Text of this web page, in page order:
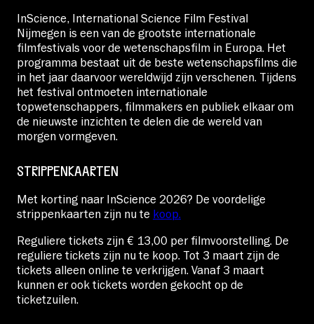
InScience, International Science Film Festival
Nijmegen is een van de grootste internationale
filmfestivals voor de wetenschapsfilm in Europa. Het
programma bestaat uit de beste wetenschapsfilms die
in het jaar daarvoor wereldwijd zijn verschenen. Tijdens
het festival ontmoeten internationale
topwetenschappers, filmmakers en publiek elkaar om
de nieuwste inzichten te delen die de wereld van
morgen vormgeven.
STRIPPENKAARTEN
Met korting naar InScience 2026? De voordelige
strippenkaarten zijn nu te koop.
Reguliere tickets zijn € 13,00 per filmvoorstelling. De
reguliere tickets zijn nu te koop. Tot 3 maart zijn de
tickets alleen online te verkrijgen. Vanaf 3 maart
kunnen er ook tickets worden gekocht op de
ticketzuilen.